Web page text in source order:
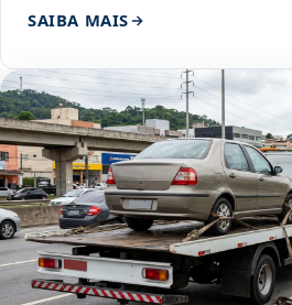
SAIBA MAIS